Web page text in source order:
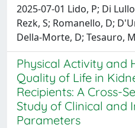
2025-07-01 Lido, P; Di
Rezk, S; Romanello, D;
Della-Morte, D; Tesauro,
Physical Activity and
Quality of Life in
Recipients: A Cross-
Study of Clinical and
Parameters